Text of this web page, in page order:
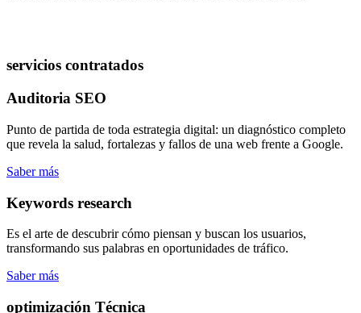
servicios contratados
Auditoria SEO
Punto de partida de toda estrategia digital: un diagnóstico completo
que revela la salud, fortalezas y fallos de una web frente a Google.
Saber más
Keywords research
Es el arte de descubrir cómo piensan y buscan los usuarios,
transformando sus palabras en oportunidades de tráfico.
Saber más
optimización Técnica